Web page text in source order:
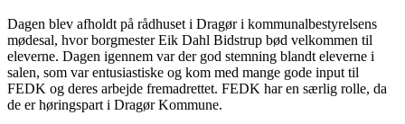
Dagen blev afholdt på rådhuset i Dragør i kommunalbestyrelsens
mødesal, hvor borgmester Eik Dahl Bidstrup bød velkommen til
eleverne. Dagen igennem var der god stemning blandt eleverne i
salen, som var entusiastiske og kom med mange gode input til
FEDK og deres arbejde fremadrettet. FEDK har en særlig rolle, da
de er høringspart i Dragør Kommune.